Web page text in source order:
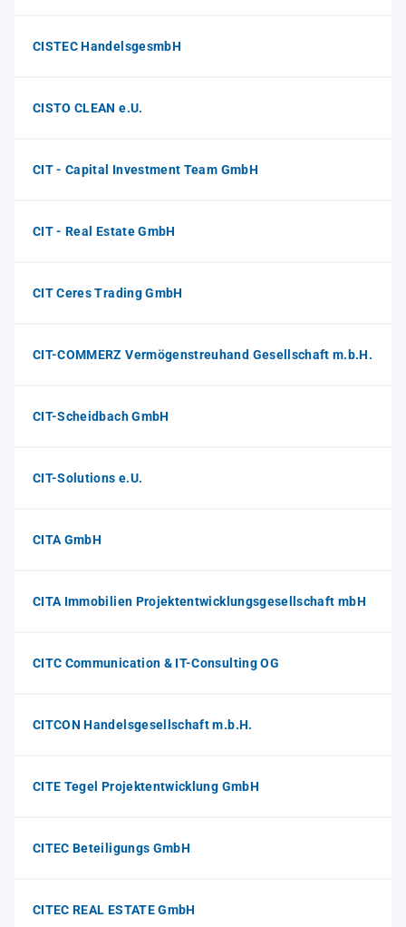
CISTEC HandelsgesmbH
CISTO CLEAN e.U.
CIT - Capital Investment Team GmbH
CIT - Real Estate GmbH
CIT Ceres Trading GmbH
CIT-COMMERZ Vermögenstreuhand Gesellschaft m.b.H.
CIT-Scheidbach GmbH
CIT-Solutions e.U.
CITA GmbH
CITA Immobilien Projektentwicklungsgesellschaft mbH
CITC Communication & IT-Consulting OG
CITCON Handelsgesellschaft m.b.H.
CITE Tegel Projektentwicklung GmbH
CITEC Beteiligungs GmbH
CITEC REAL ESTATE GmbH